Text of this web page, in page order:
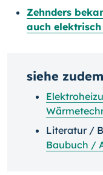
Zehnders
auch
siehe
Literatur /
Baubuch /